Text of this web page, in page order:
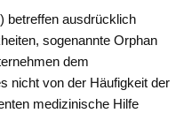
betreffen ausdrücklich
sogenannte Orphan
dem
nicht von der Häufigkeit der
medizinische Hilfe